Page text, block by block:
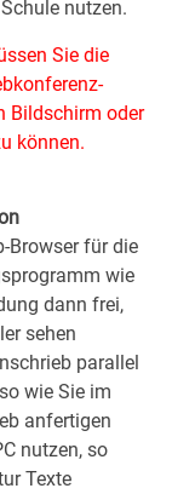
nutzen.
Sie die
Bildschirm oder
können.
Browser für die
wie
dann frei,
sehen
parallel
wie Sie im
anfertigen
nutzen, so
Texte